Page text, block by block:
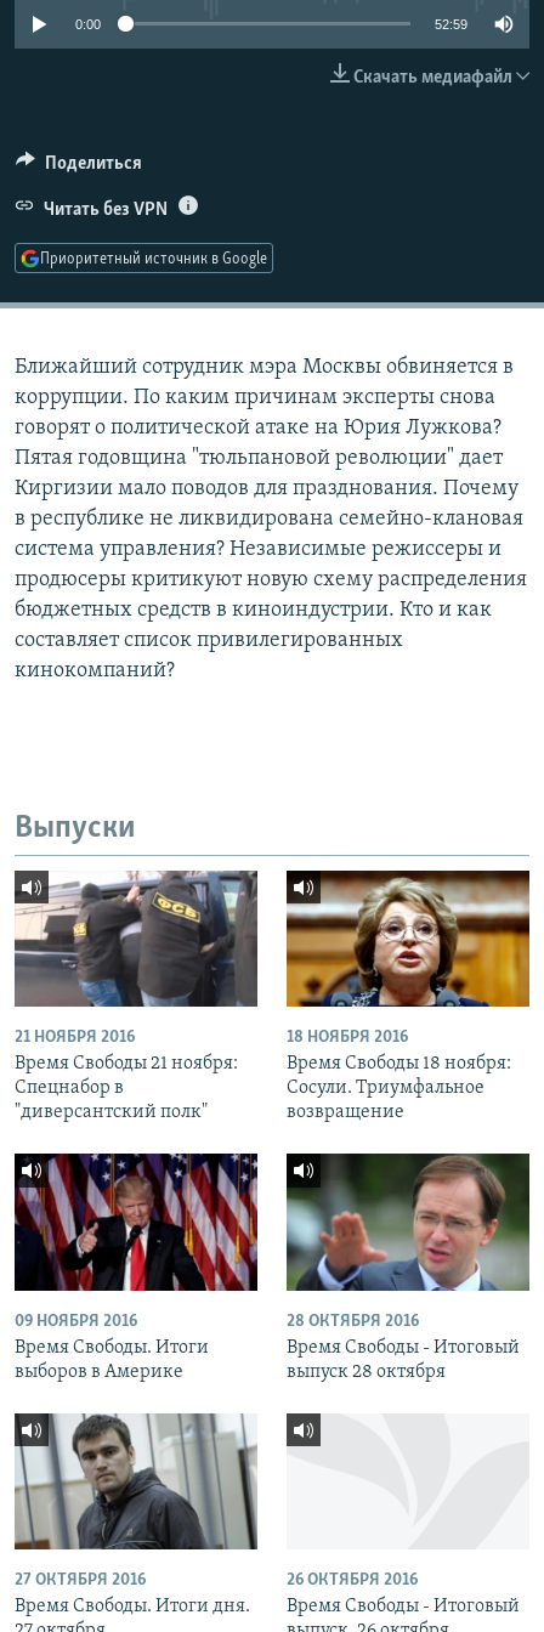
РАСПИСАНИЕ ВЕЩАНИЯ
0:00 52:59
Скачать медиафайл
Поделиться
Читать без VPN
Приоритетный источник в Google
Ближайший сотрудник мэра Москвы обвиняется в
коррупции. По каким причинам эксперты снова
говорят о политической атаке на Юрия Лужкова?
Пятая годовщина "тюльпановой революции" дает
Киргизии мало поводов для празднования. Почему
в республике не ликвидирована семейно-клановая
система управления? Независимые режиссеры и
продюсеры критикуют новую схему распределения
бюджетных средств в киноиндустрии. Кто и как
составляет список привилегированных
кинокомпаний?
Выпуски
21 НОЯБРЯ 2016
Время Свободы 21 ноября:
Спецнабор в
"диверсантский полк"
18 НОЯБРЯ 2016
Время Свободы 18 ноября:
Сосули. Триумфальное
возвращение
09 НОЯБРЯ 2016
Время Свободы. Итоги
выборов в Америке
28 ОКТЯБРЯ 2016
Время Свободы - Итоговый
выпуск 28 октября
27 ОКТЯБРЯ 2016
Время Свободы. Итоги дня.
26 ОКТЯБРЯ 2016
Время Свободы - Итоговый